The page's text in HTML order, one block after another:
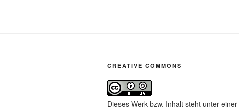
CREATIVE COMMONS
Dieses Werk bzw. Inhalt steht unter einer